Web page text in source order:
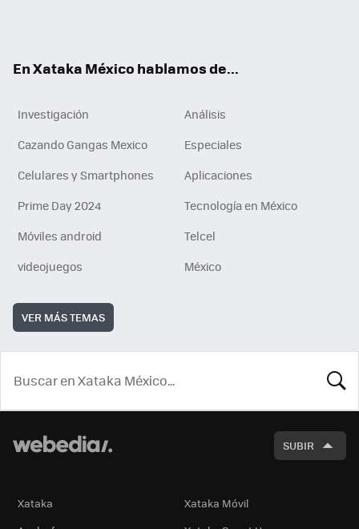
En Xataka México hablamos de...
Investigación
Análisis
Cazando Gangas Mexico
Especiales
Celulares y Smartphones
Aplicaciones
Prime Day 2024
Tecnología en México
Móviles android
Telcel
videojuegos
México
VER MÁS TEMAS
SUBIR
Xataka
Xataka Móvil